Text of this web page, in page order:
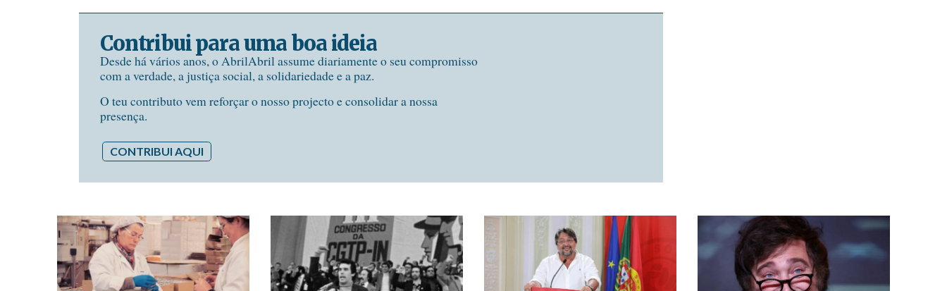
Contribui para uma boa ideia
Desde há vários anos, o AbrilAbril assume diariamente o seu compromisso
com a verdade, a justiça social, a solidariedade e a paz.
O teu contributo vem reforçar o nosso projecto e consolidar a nossa
presença.
CONTRIBUI AQUI